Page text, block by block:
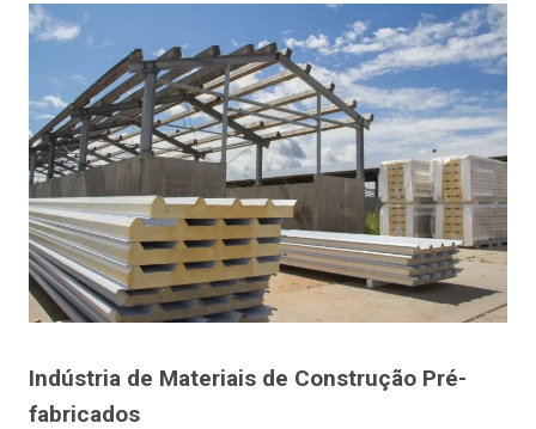
Indústria de Materiais de Construção Pré-
fabricados